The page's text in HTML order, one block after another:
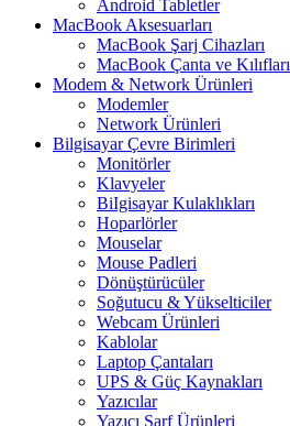
Android Tabletler
MacBook Aksesuarları
MacBook Şarj Cihazları
MacBook Çanta ve Kılıfları
Modem & Network Ürünleri
Modemler
Network Ürünleri
Bilgisayar Çevre Birimleri
Monitörler
Klavyeler
BiIgisayar Kulaklıkları
Hoparlörler
Mouselar
Mouse Padleri
Dönüştürücüler
Soğutucu & Yükselticiler
Webcam Ürünleri
Kablolar
Laptop Çantaları
UPS & Güç Kaynakları
Yazıcılar
Yazıcı Sarf Ürünleri